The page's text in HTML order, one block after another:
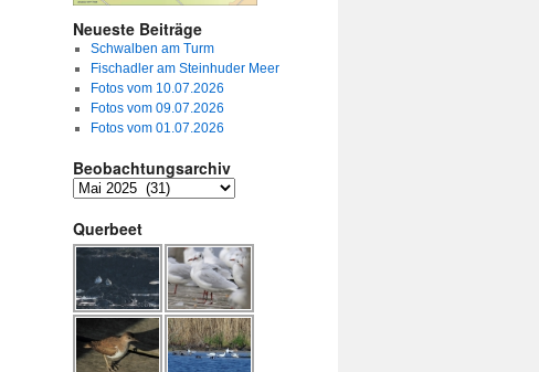
Neueste Beiträge
Schwalben am Turm
Fischadler am Steinhuder Meer
Fotos vom 10.07.2026
Fotos vom 09.07.2026
Fotos vom 01.07.2026
Beobachtungsarchiv
Querbeet